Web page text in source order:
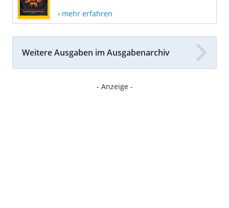
› mehr erfahren
Weitere Ausgaben im Ausgabenarchiv
- Anzeige -